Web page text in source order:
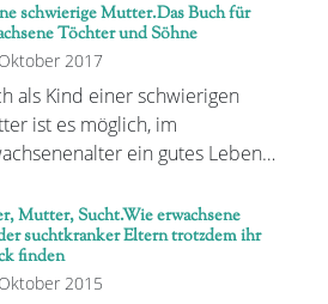
schwierige Mutter.Das Buch für
Töchter und Söhne
2017
als Kind einer schwierigen
ist es möglich, im
ein gutes Leben…
Mutter, Sucht.Wie erwachsene
suchtkranker Eltern trotzdem ihr
finden
2015